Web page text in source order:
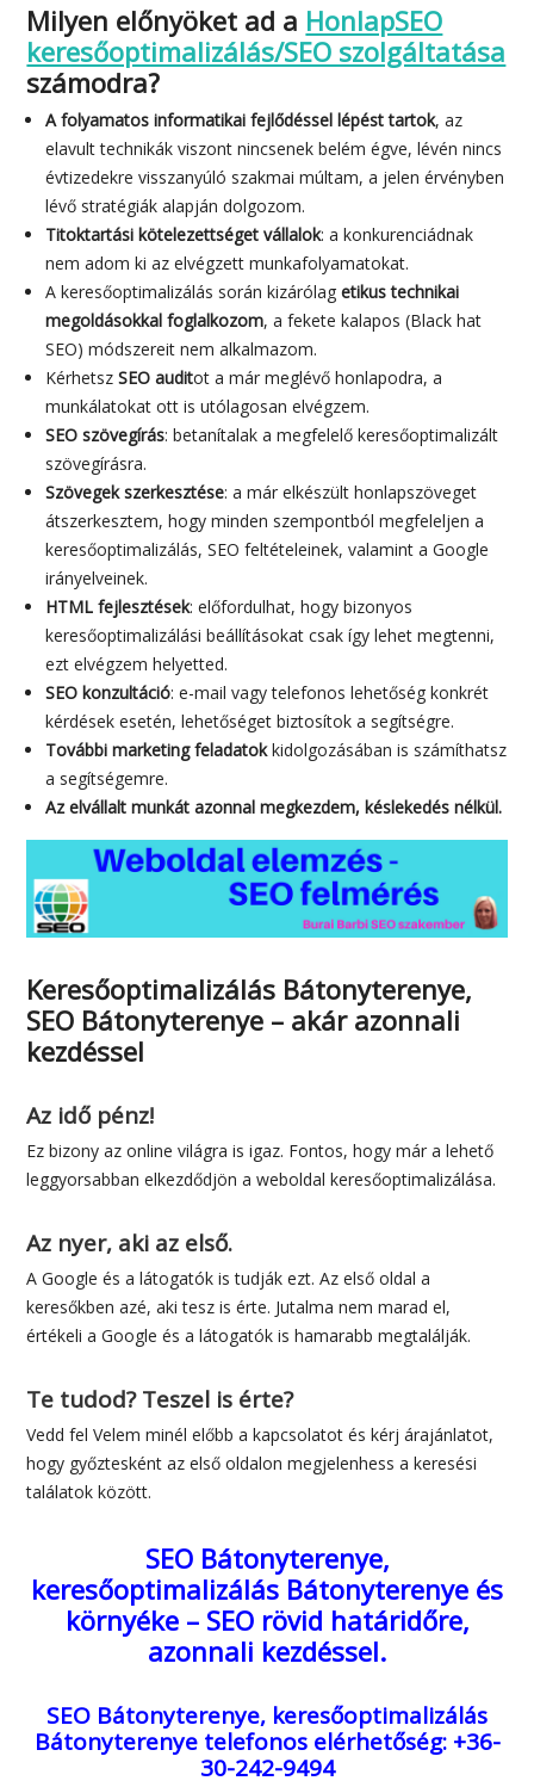
Milyen előnyöket ad a HonlapSEO
keresőoptimalizálás/SEO szolgáltatása
számodra?
A folyamatos informatikai fejlődéssel lépést tartok, az
elavult technikák viszont nincsenek belém égve, lévén nincs
évtizedekre visszanyúló szakmai múltam, a jelen érvényben
lévő stratégiák alapján dolgozom.
Titoktartási kötelezettséget vállalok: a konkurenciádnak
nem adom ki az elvégzett munkafolyamatokat.
A keresőoptimalizálás során kizárólagetikus technikai
megoldásokkal foglalkozom, a fekete kalapos (Black hat
SEO) módszereit nem alkalmazom.
KérhetszSEO auditot a már meglévő honlapodra, a
munkálatokat ott is utólagosan elvégzem.
SEO szövegírás: betanítalak a megfelelő keresőoptimalizált
szövegírásra.
Szövegek szerkesztése: a már elkészült honlapszöveget
átszerkesztem, hogy minden szempontból megfeleljen a
keresőoptimalizálás, SEO feltételeinek, valamint a Google
irányelveinek.
HTML fejlesztések: előfordulhat, hogy bizonyos
keresőoptimalizálási beállításokat csak így lehet megtenni,
ezt elvégzem helyetted.
SEO konzultáció: e-mail vagy telefonos lehetőség konkrét
kérdések esetén, lehetőséget biztosítok a segítségre.
További marketing feladatokkidolgozásában is számíthatsz
a segítségemre.
Az elvállalt munkát azonnal megkezdem, késlekedés nélkül.
Keresőoptimalizálás Bátonyterenye,
SEO Bátonyterenye – akár azonnali
kezdéssel
Az idő pénz!
Ez bizony az online világra is igaz. Fontos, hogy már a lehető
leggyorsabban elkezdődjön a weboldal keresőoptimalizálása.
Az nyer, aki az első.
A Google és a látogatók is tudják ezt. Az első oldal a
keresőkben azé, aki tesz is érte. Jutalma nem marad el,
értékeli a Google és a látogatók is hamarabb megtalálják.
Te tudod? Teszel is érte?
Vedd fel Velem minél előbb a kapcsolatot és kérj árajánlatot,
hogy győztesként az első oldalon megjelenhess a keresési
találatok között.
SEO Bátonyterenye,
keresőoptimalizálás Bátonyterenye és
környéke – SEO rövid határidőre,
azonnali kezdéssel.
SEO Bátonyterenye, keresőoptimalizálás
Bátonyterenye telefonos elérhetőség: +36-
30-242-9494